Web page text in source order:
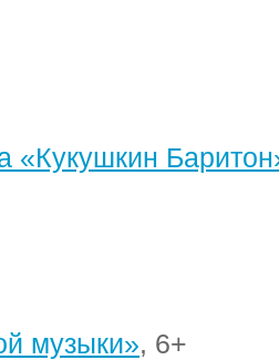
«Кукушкин
музыки», 6+